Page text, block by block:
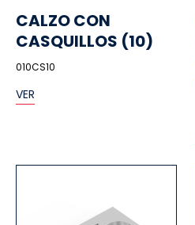
CALZO CON
CASQUILLOS (10)
010CS10
VER